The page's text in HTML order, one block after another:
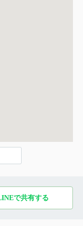
で共有する